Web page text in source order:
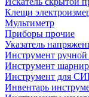
Клещи
Мультиметр
Приборы прочие
Указатель
Инструмент ручной
Инструмент
Инструмент для
Инвентарь